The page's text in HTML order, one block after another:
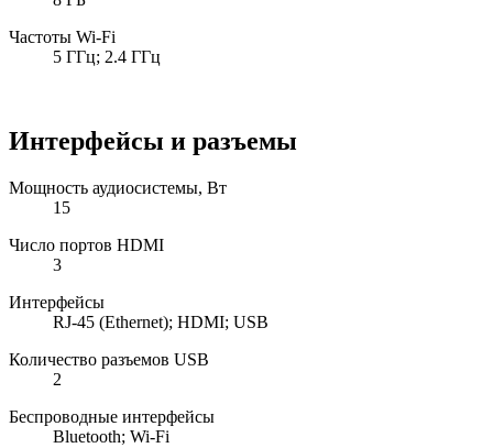
Частоты Wi-Fi
5 ГГц; 2.4 ГГц
Интерфейсы и разъемы
Мощность аудиосистемы, Вт
15
Число портов HDMI
3
Интерфейсы
RJ-45 (Ethernet); HDMI; USB
Количество разъемов USB
2
Беспроводные интерфейсы
Bluetooth; Wi-Fi